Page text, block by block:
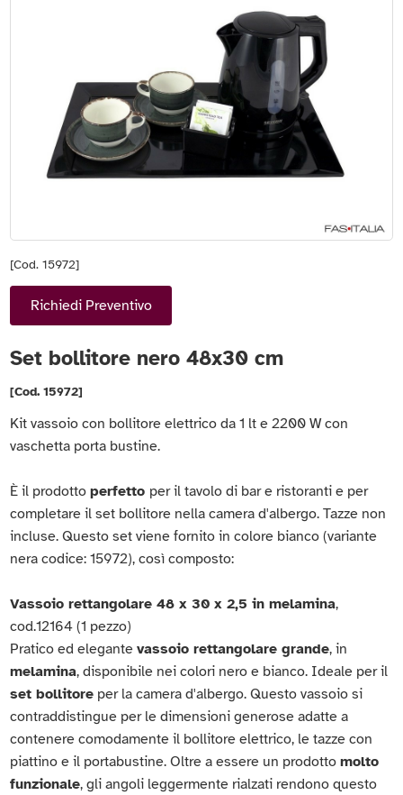
[Cod. 15972]
Richiedi Preventivo
Set bollitore nero 48x30 cm
[Cod. 15972]
Kit vassoio con bollitore elettrico da 1 lt e 2200 W con
vaschetta porta bustine.
È il prodottoperfetto per il tavolo di bar e ristoranti e per
completare il set bollitore nella camera d'albergo. Tazze non
incluse. Questo set viene fornito in colore bianco (variante
nera codice: 15972), così composto:
Vassoio rettangolare 48 x 30 x 2,5 in melamina,
cod.12164 (1 pezzo)
Pratico ed elegantevassoio rettangolare grande, in
melamina, disponibile nei colori nero e bianco. Ideale per il
set bollitore per la camera d'albergo. Questo vassoio si
contraddistingue per le dimensioni generose adatte a
contenere comodamente il bollitore elettrico, le tazze con
piattino e il portabustine. Oltre a essere un prodottomolto
funzionale, gli angoli leggermente rialzati rendono questo